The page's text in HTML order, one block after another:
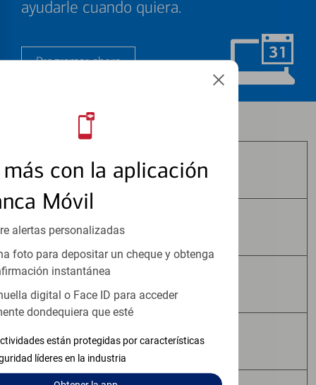
con la aplicación
Móvil
alertas personalizadas
foto para depositar un cheque y obtenga
instantánea
digital o Face ID para acceder
dondequiera que esté
están protegidas por características
líderes en la industria
ayudarle cuando quiera.
Programar ahora
Los productos de inversión y seguros:
No Están Asegurados por FDIC
No Tienen Garantía Bancaria
No Constituyen Depósitos